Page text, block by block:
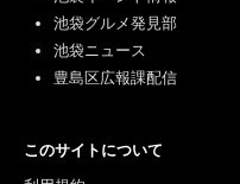
池袋グルメ発見部
池袋ニュース
豊島区広報課配信
このサイトについて